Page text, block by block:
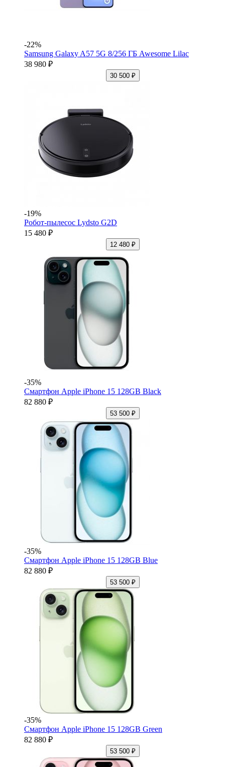
-22%
Samsung Galaxy A57 5G 8/256 ГБ Awesome Lilac
38 980 ₽
30 500 ₽
-19%
Робот-пылесос Lydsto G2D
15 480 ₽
12 480 ₽
-35%
Смартфон Apple iPhone 15 128GB Black
82 880 ₽
53 500 ₽
-35%
Смартфон Apple iPhone 15 128GB Blue
82 880 ₽
53 500 ₽
-35%
Смартфон Apple iPhone 15 128GB Green
82 880 ₽
53 500 ₽